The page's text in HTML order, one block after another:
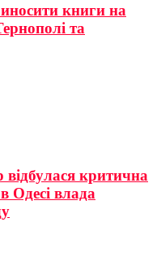
книги на
та
відбулася критична
Одесі влада